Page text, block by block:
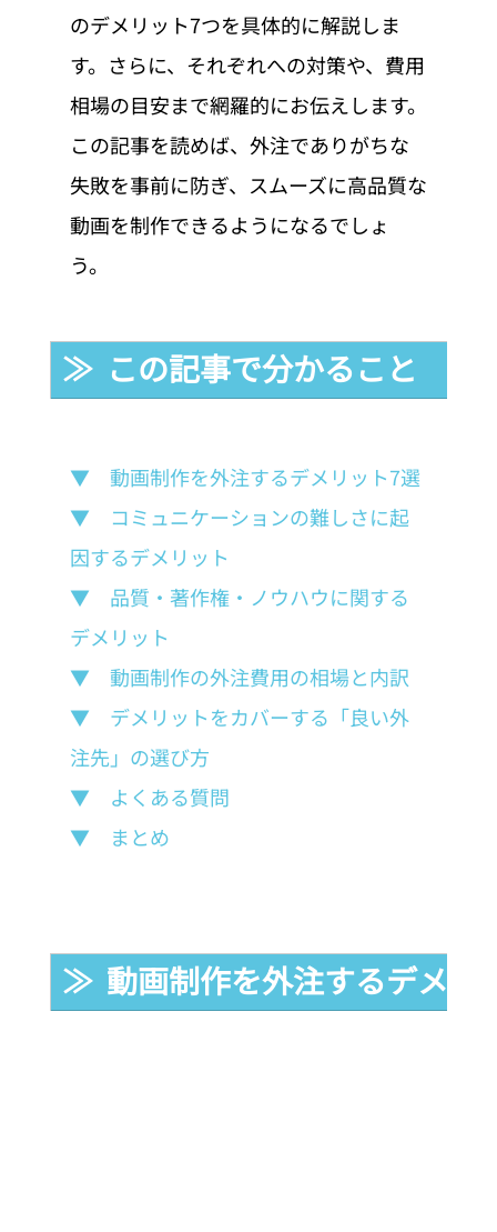
のデメリット7つを具体的に解説しま
す。さらに、それぞれへの対策や、費用
相場の目安まで網羅的にお伝えします。
この記事を読めば、外注でありがちな
失敗を事前に防ぎ、スムーズに高品質な
動画を制作できるようになるでしょ
う。
≫  この記事で分かること
▼　動画制作を外注するデメリット7選
▼　コミュニケーションの難しさに起
因するデメリット
▼　品質・著作権・ノウハウに関する
デメリット
▼　動画制作の外注費用の相場と内訳
▼　デメリットをカバーする「良い外
注先」の選び方
▼　よくある質問
▼　まとめ
≫  動画制作を外注するデメリ